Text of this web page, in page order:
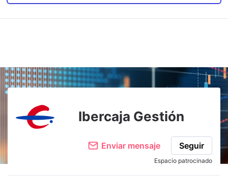
Ibercaja Gestión
Enviar mensaje Seguir
Espacio patrocinado